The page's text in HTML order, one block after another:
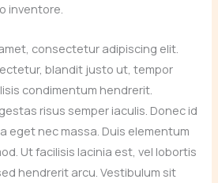
inventore.
consectetur adipiscing elit.
blandit justo ut, tempor
condimentum hendrerit.
risus semper iaculis. Donec id
eget nec massa. Duis elementum
Ut facilisis lacinia est, vel lobortis
hendrerit arcu. Vestibulum sit